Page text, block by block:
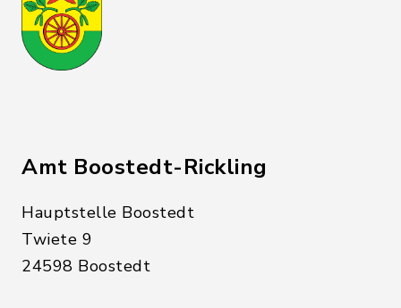
Amt Boostedt-Rickling
Hauptstelle Boostedt
Twiete 9
24598 Boostedt